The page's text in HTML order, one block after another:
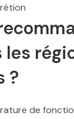
?
de